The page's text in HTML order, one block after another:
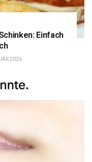
Einfach
2026